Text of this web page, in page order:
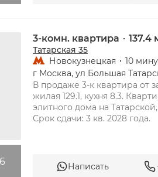
3-комн. квартира 137.4
Татарская 35
Новокузнецкая
10
г Москва, ул Большая
В продаже 3-к квартира от
жилая 129.1, кухня 8.3.
элитного дома на
ТАТАРСКАЯ 35 - элитная
Написать